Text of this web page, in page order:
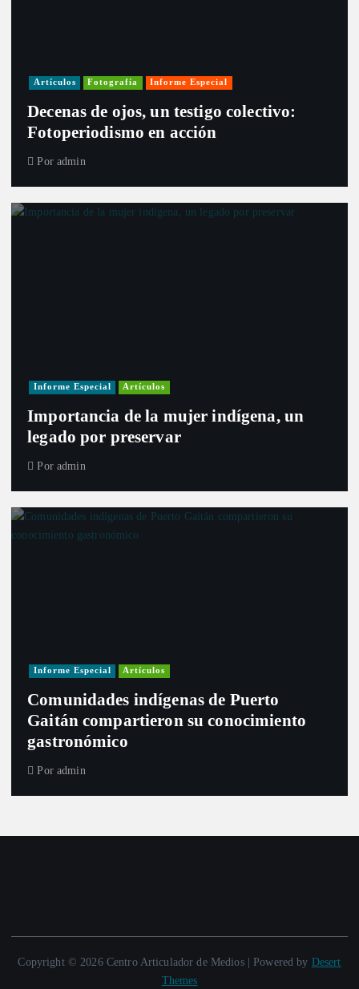
Artículos Fotografía Informe Especial
Decenas de ojos, un testigo colectivo:
Fotoperiodismo en acción
Por admin
Informe Especial Artículos
Importancia de la mujer indígena, un
legado por preservar
Por admin
Informe Especial Artículos
Comunidades indígenas de Puerto
Gaitán compartieron su conocimiento
gastronómico
Por admin
Copyright © 2026 Centro Articulador de Medios | Powered by Desert
Themes